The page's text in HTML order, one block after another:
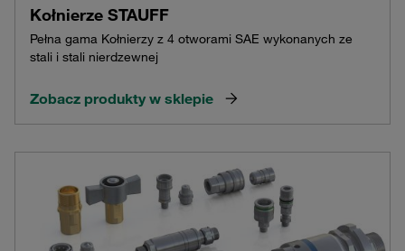
Kołnierze STAUFF
Pełna gama Kołnierzy z 4 otworami SAE wykonanych ze
stali i stali nierdzewnej
Zobacz produkty w sklepie